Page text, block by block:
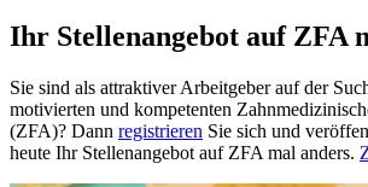
Ihr Stellenangebot auf ZFA
Sie sind als attraktiver Arbeitgeber auf der
motivierten und kompetenten
(ZFA)? Dann registrieren Sie sich und
heute Ihr Stellenangebot auf ZFA mal anders.